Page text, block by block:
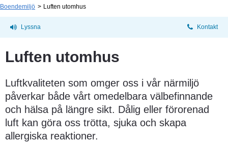
Boendemiljö
Luften utomhus
Lyssna Kontakt
Luften utomhus
Luftkvaliteten som omger oss i vår närmiljö
påverkar både vårt omedelbara välbefinnande
och hälsa på längre sikt. Dålig eller förorenad
luft kan göra oss trötta, sjuka och skapa
allergiska reaktioner.